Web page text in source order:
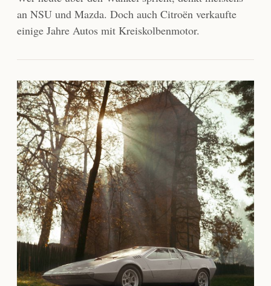
an NSU und Mazda. Doch auch Citroën verkaufte
einige Jahre Autos mit Kreiskolbenmotor.